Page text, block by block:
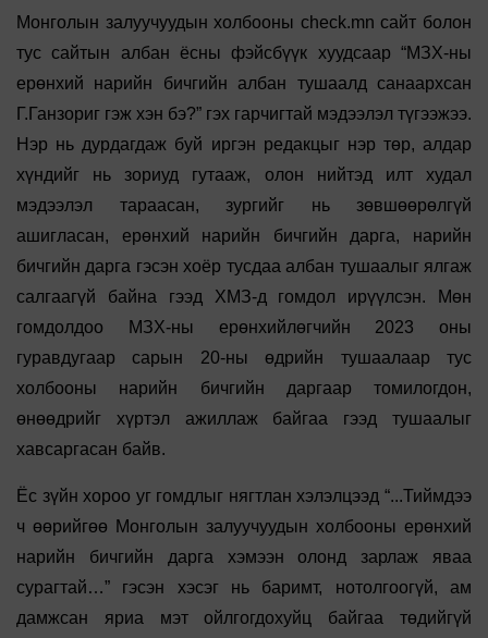
Монголын залуучуудын холбооны сheck.mn сайт болон
тус сайтын албан ёсны фэйсбүүк хуудсаар “МЗХ-ны
ерөнхий нарийн бичгийн албан тушаалд санаархсан
Г.Ганзориг гэж хэн бэ?” гэх гарчигтай мэдээлэл түгээжээ.
Нэр нь дурдагдаж буй иргэн редакцыг нэр төр, алдар
хүндийг нь зориуд гутааж, олон нийтэд илт худал
мэдээлэл тараасан, зургийг нь зөвшөөрөлгүй
ашигласан, ерөнхий нарийн бичгийн дарга, нарийн
бичгийн дарга гэсэн хоёр тусдаа албан тушаалыг ялгаж
салгаагүй байна гээд ХМЗ-д гомдол ирүүлсэн. Мөн
гомдолдоо МЗХ-ны ерөнхийлөгчийн 2023 оны
гуравдугаар сарын 20-ны өдрийн тушаалаар тус
холбооны нарийн бичгийн даргаар томилогдон,
өнөөдрийг хүртэл ажиллаж байгаа гээд тушаалыг
хавсаргасан байв.
Ёс зүйн хороо уг гомдлыг нягтлан хэлэлцээд “...Тиймдээ
ч өөрийгөө Монголын залуучуудын холбооны ерөнхий
нарийн бичгийн дарга хэмээн олонд зарлаж яваа
сурагтай…” гэсэн хэсэг нь баримт, нотолгоогүй, ам
дамжсан яриа мэт ойлгогдохуйц байгаа төдийгүй